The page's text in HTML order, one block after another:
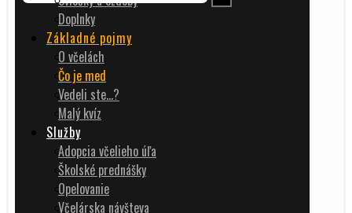
Doplnky
Základné pojmy
O včelách
Čo je med
Vedeli ste…?
Malý kvíz
Služby
Adopcia včelieho úľa
Školské prednášky
Opelovanie
Včelárska návšteva